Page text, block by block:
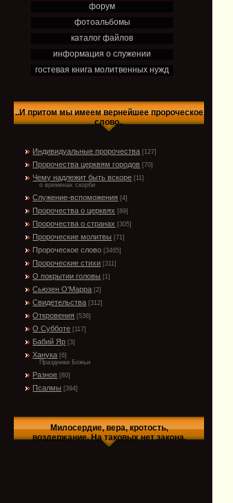
форум
фотоальбомы
каталог файлов
информация о служении
гостевая книга молитвенных нужд
..И притом мы имеем вернейшее пророческое
слово..
Индивидуальные пророчества [127]
Пророчества церквям городов [70]
Чему надлежит быть вскоре [11]
о временах скорби
Служение-вспоможения [4]
Пророчества о церквях [89]
Пророчества о странах [305]
Пророческие молитвы [71]
Пророческое слово [3465]
Пророческие стихи [311]
О покрытии головы [1]
Сьюзен О'Марра [2]
Свидетельства [312]
Откровения [536]
О Субботе [117]
Бабий Яр [3]
Ханука [6]
Праздники Божьи
Разное [80]
Псалмы [394]
Милосердие, вера, кротость,
воздержание. На таковых нет закона.